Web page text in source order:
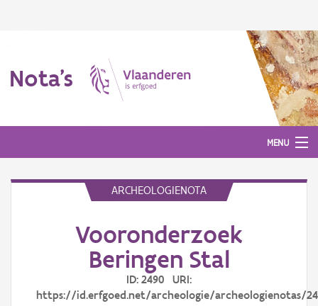
Nota's
MENU
ARCHEOLOGIENOTA
Vooronderzoek
Beringen Stal
ID: 2490 URI:
https://id.erfgoed.net/archeologie/archeologienotas/